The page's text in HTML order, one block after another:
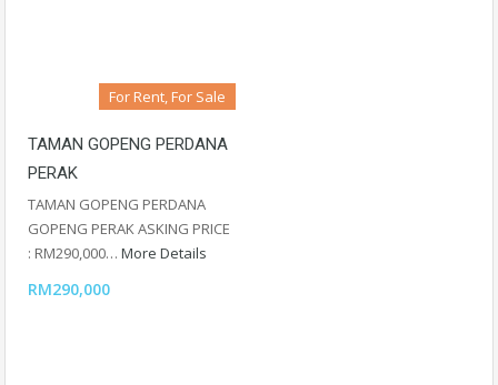
For Rent, For Sale
TAMAN GOPENG PERDANA
PERAK
TAMAN GOPENG PERDANA
GOPENG PERAK ASKING PRICE
: RM290,000… More Details
RM290,000